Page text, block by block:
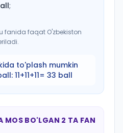
;
fanida faqat O'zbekiston
to'plash mumkin
11+11+11= 33 ball
MOS BO'LGAN 2 TA FAN